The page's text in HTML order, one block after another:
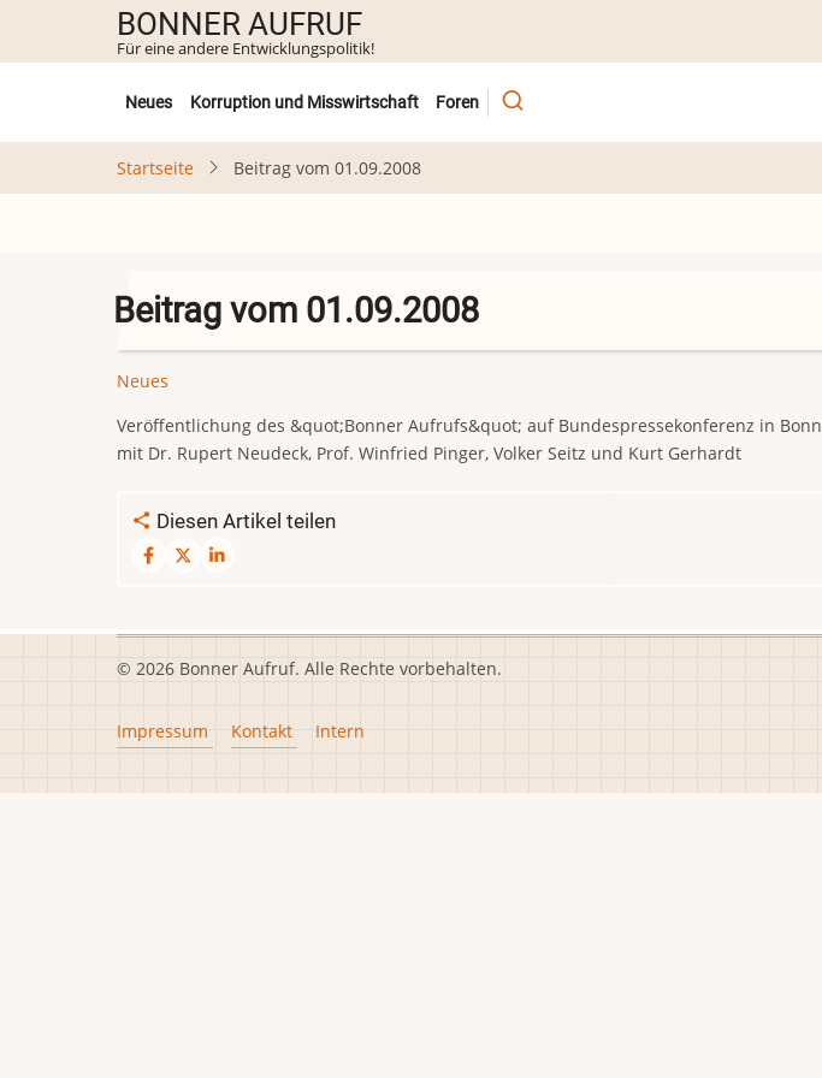
Inhalt
BONNER AUFRUF
Für eine andere Entwicklungspolitik!
Untermenü
Neues Korruption und Misswirtschaft Foren
Startseite Beitrag vom 01.09.2008
Beitrag vom 01.09.2008
Neues
Veröffentlichung des &quot;Bonner Aufrufs&quot; auf Bundespressekonferenz in Bonn
mit Dr. Rupert Neudeck, Prof. Winfried Pinger, Volker Seitz und Kurt Gerhardt
Diesen Artikel teilen
© 2026 Bonner Aufruf. Alle Rechte vorbehalten.
Footer
menu
Impressum Kontakt
Intern